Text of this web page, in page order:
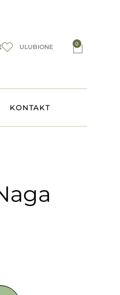
ULUBIONE 0
KONTAKT